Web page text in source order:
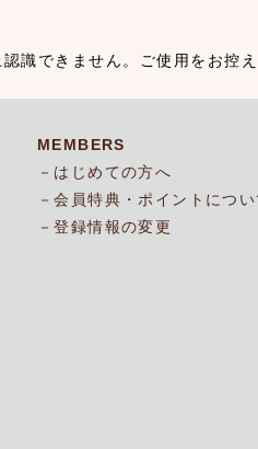
識できません。ご使用をお控え
MEMBERS
はじめての方へ
会員特典・ポイントについ
登録情報の変更